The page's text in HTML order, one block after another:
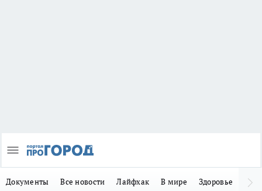
Документы Все новости Лайфхак В мире Здоровье